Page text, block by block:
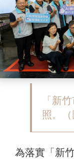
「新
照。
為落實「新